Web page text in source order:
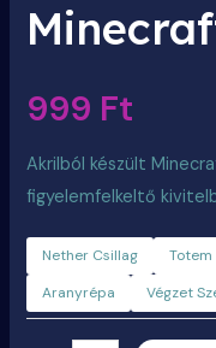
999 Ft
Akrilból készült
figyelemfelkeltő
Nether Csillag Totem
Aranyrépa
Végzet